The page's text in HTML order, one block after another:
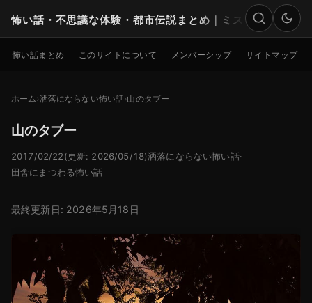
怖い話・不思議な体験・都市伝説まとめ｜ミステリー
検索
怖い話まとめ このサイトについて メンバーシップ サイトマップ
ホーム 洒落にならない怖い話 山のタブー
山のタブー
2017/02/22 (更新: 2026/05/18)洒落にならない怖い話·
田舎にまつわる怖い話
最終更新日: 2026年5月18日